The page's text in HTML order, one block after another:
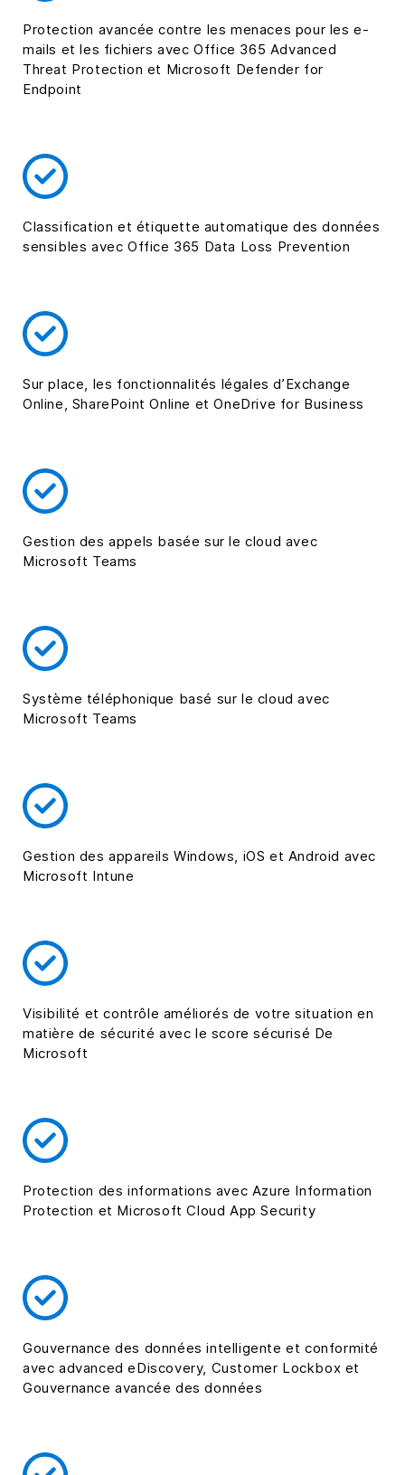
Protection avancée contre les menaces pour les e-
mails et les fichiers avec Office 365 Advanced
Threat Protection et Microsoft Defender for
Endpoint
Classification et étiquette automatique des données
sensibles avec Office 365 Data Loss Prevention
Sur place, les fonctionnalités légales d’Exchange
Online, SharePoint Online et OneDrive for Business
Gestion des appels basée sur le cloud avec
Microsoft Teams
Système téléphonique basé sur le cloud avec
Microsoft Teams
Gestion des appareils Windows, iOS et Android avec
Microsoft Intune
Visibilité et contrôle améliorés de votre situation en
matière de sécurité avec le score sécurisé De
Microsoft
Protection des informations avec Azure Information
Protection et Microsoft Cloud App Security
Gouvernance des données intelligente et conformité
avec advanced eDiscovery, Customer Lockbox et
Gouvernance avancée des données